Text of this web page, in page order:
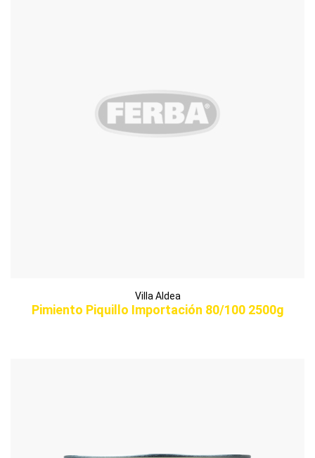
Villa Aldea
Pimiento Piquillo Importación 80/100 2500g